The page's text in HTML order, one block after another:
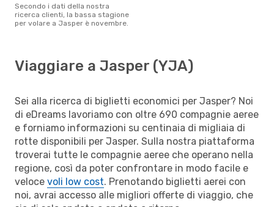
Secondo i dati della nostra
ricerca clienti, la bassa stagione
per volare a Jasper è novembre.
Viaggiare a Jasper (YJA)
Sei alla ricerca di biglietti economici per Jasper? Noi
di eDreams lavoriamo con oltre 690 compagnie aeree
e forniamo informazioni su centinaia di migliaia di
rotte disponibili per Jasper. Sulla nostra piattaforma
troverai tutte le compagnie aeree che operano nella
regione, così da poter confrontare in modo facile e
veloce voli low cost. Prenotando biglietti aerei con
noi, avrai accesso alle migliori offerte di viaggio, che